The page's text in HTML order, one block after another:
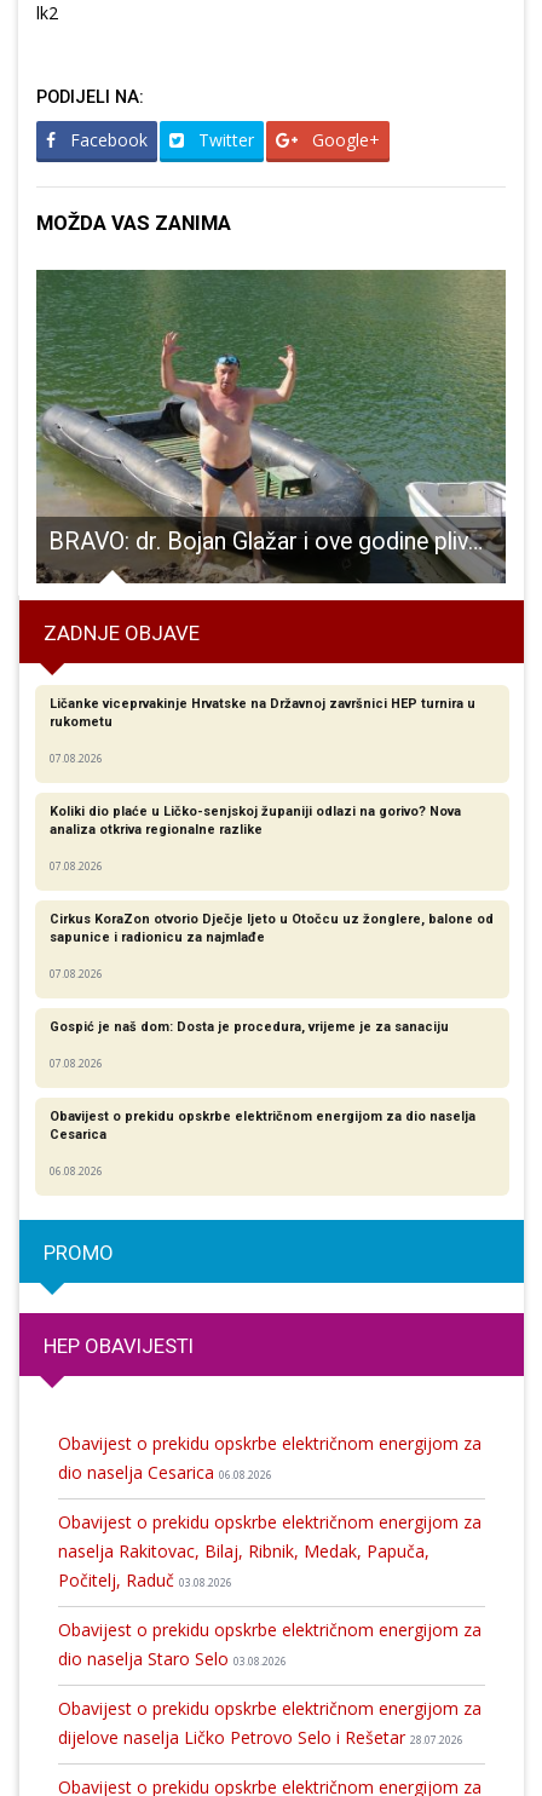
lk2
PODIJELI NA:
Facebook Twitter Google+
MOŽDA VAS ZANIMA
BRAVO: dr. Bojan Glažar i ove godine plivao maraton po rijeci Lici u spomen na sve hrvatske branitelje!!!
ZADNJE OBJAVE
Ličanke viceprvakinje Hrvatske na Državnoj završnici HEP turnira u
rukometu
07.08.2026
Koliki dio plaće u Ličko-senjskoj županiji odlazi na gorivo? Nova
analiza otkriva regionalne razlike​
07.08.2026
Cirkus KoraZon otvorio Dječje ljeto u Otočcu uz žonglere, balone od
sapunice i radionicu za najmlađe
07.08.2026
Gospić je naš dom: Dosta je procedura, vrijeme je za sanaciju
07.08.2026
Obavijest o prekidu opskrbe električnom energijom za dio naselja
Cesarica
06.08.2026
PROMO
HEP OBAVIJESTI
Obavijest o prekidu opskrbe električnom energijom za
dio naselja Cesarica 06.08.2026
Obavijest o prekidu opskrbe električnom energijom za
naselja Rakitovac, Bilaj, Ribnik, Medak, Papuča,
Počitelj, Raduč 03.08.2026
Obavijest o prekidu opskrbe električnom energijom za
dio naselja Staro Selo 03.08.2026
Obavijest o prekidu opskrbe električnom energijom za
dijelove naselja Ličko Petrovo Selo i Rešetar 28.07.2026
Obavijest o prekidu opskrbe električnom energijom za